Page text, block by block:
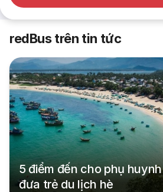
redBus trên tin tức
5 điểm đến cho phụ huynh
đưa trẻ du lịch hè